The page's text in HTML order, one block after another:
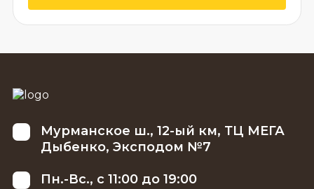
Мурманское ш., 12-ый км, ТЦ МЕГА
Дыбенко, Эксподом №7
Пн.-Вс., с 11:00 до 19:00